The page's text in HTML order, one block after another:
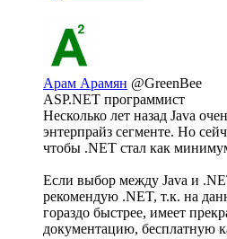
Арам Арамян @GreenBee
ASP.NET программист
Несколько лет назад Java
энтерпрайз сегменте. Но
чтобы .NET стал как
Если выбор между Java и
рекомендую .NET, т.к. на
гораздо быстрее, имеет
документацию, бесплатную